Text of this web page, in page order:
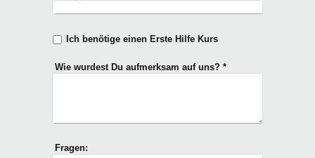
Ich benötige einen Erste Hilfe Kurs
Wie wurdest Du aufmerksam auf uns?*
Fragen: